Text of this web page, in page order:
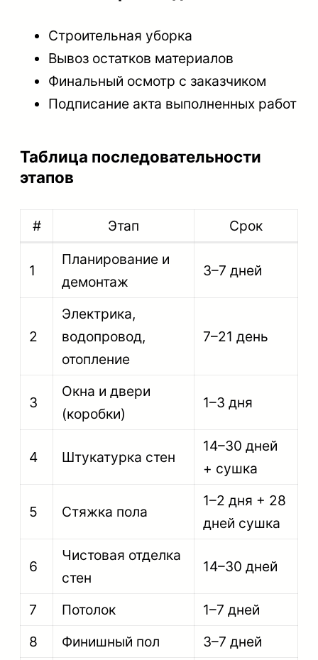
Строительная уборка
Вывоз остатков материалов
Финальный осмотр с заказчиком
Подписание акта выполненных работ
Таблица последовательности
этапов
# Этап Срок
1
Планирование и
демонтаж
3–7 дней
2
Электрика,
водопровод,
отопление
7–21 день
3
Окна и двери
(коробки)
1–3 дня
4 Штукатурка стен
14–30 дней
+ сушка
5 Стяжка пола
1–2 дня + 28
дней сушка
6
Чистовая отделка
стен
14–30 дней
7 Потолок
1–7 дней
8
Финишный пол 3–7 дней